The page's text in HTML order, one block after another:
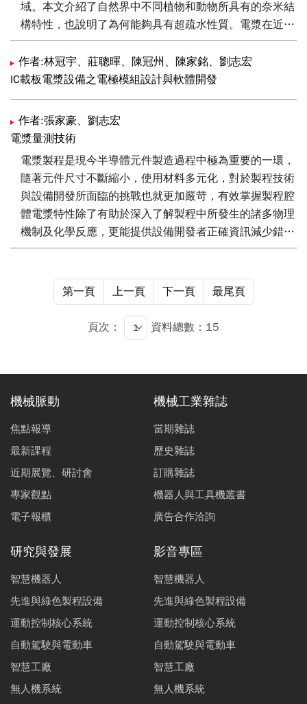
域。本文介紹了自然界中不同植物和動物所具有的奈米結
構特性，也說明了為何能夠具有超疏水性質。電漿在近幾
十年中蓬勃發展，但是需要真空裝置及腔體導致其不適用
大面積製程。本文利用大氣電漿沉積技術在玻璃表面進行
超疏水鍍膜實驗，結果顯示利用雙層薄膜設計能獲得一類
蓮花結構之超疏水表面，水滴接觸角接近 150度且光學和
機械性質良好。
作者:林冠宇、莊聰暉、陳冠州、陳家銘、劉志宏
IC載板電漿設備之電極模組設計與軟體開發
作者:張家豪、劉志宏
電漿量測技術
電漿製程是現今半導體元件製造過程中極為重要的一環，
隨著元件尺寸不斷縮小，使用材料多元化，對於製程技術
與設備開發所面臨的挑戰也就更加嚴苛，有效掌握製程腔
體電漿特性除了有助於深入了解製程中所發生的諸多物理
機制及化學反應，更能提供設備開發者正確資訊減少錯誤
嘗試機率。本文將針對常用之電漿診斷工具包含蘭牟爾探
第一頁
上一頁 下一頁 最尾頁
頁次： 資料總數：15
機械脈動
焦點報導
最新課程
近期展覽、研討會
專家觀點
電子報櫃
機械工業雜誌
當期雜誌
歷史雜誌
訂購雜誌
機器人與工具機叢書
廣告合作洽詢
研究與發展
智慧機器人
先進與綠色製程設備
運動控制核心系統
自動駕駛與電動車
智慧工廠
無人機系統
影音專區
智慧機器人
先進與綠色製程設備
運動控制核心系統
自動駕駛與電動車
智慧工廠
無人機系統